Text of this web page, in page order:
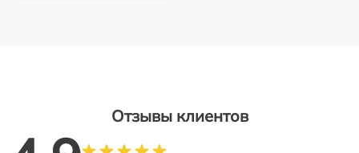
Отзывы клиентов